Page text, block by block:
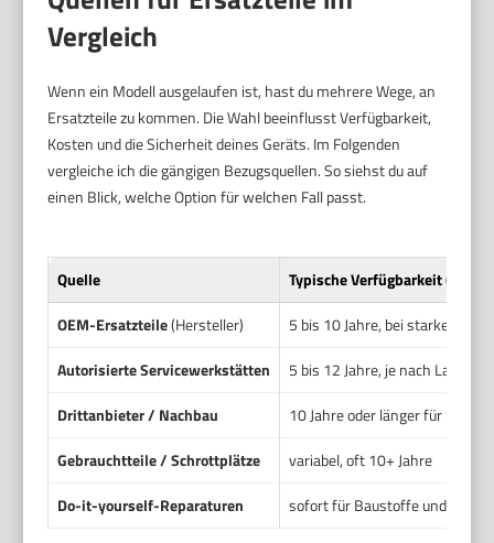
Vergleich
Wenn ein Modell ausgelaufen ist, hast du mehrere Wege, an
Ersatzteile zu kommen. Die Wahl beeinflusst Verfügbarkeit,
Kosten und die Sicherheit deines Geräts. Im Folgenden
vergleiche ich die gängigen Bezugsquellen. So siehst du auf
einen Blick, welche Option für welchen Fall passt.
Quelle
Typische Verfügbarkeit (Jahre)
OEM-Ersatzteile(Hersteller)
5 bis 10 Jahre, bei starken
Autorisierte Servicewerkstätten
5 bis 12 Jahre, je nach
Drittanbieter / Nachbau
10 Jahre oder länger für
Gebrauchtteile / Schrottplätze
variabel, oft 10+ Jahre
Do-it-yourself-Reparaturen
sofort für Baustoffe und